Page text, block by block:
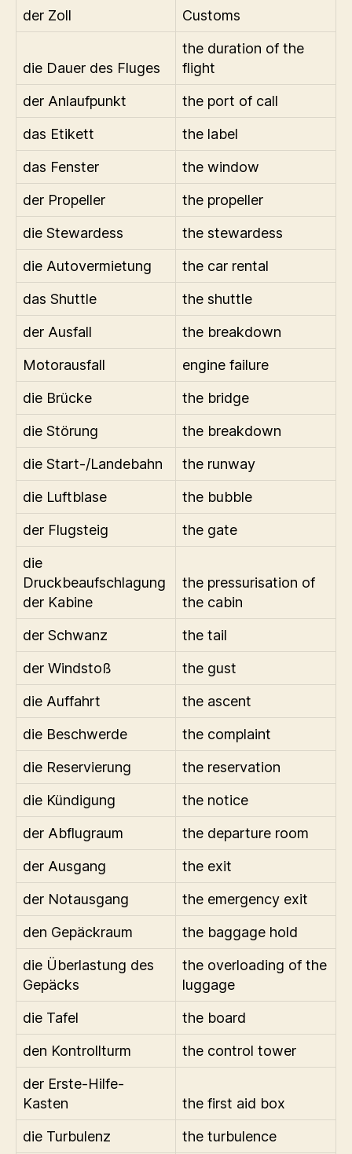
der Zoll
Customs
die Dauer des Fluges
the duration of the
flight
der Anlaufpunkt
the port of call
das Etikett
the label
das Fenster
the window
der Propeller
the propeller
die Stewardess
the stewardess
die Autovermietung
the car rental
das Shuttle
the shuttle
der Ausfall
the breakdown
Motorausfall
engine failure
die Brücke
the bridge
die Störung
the breakdown
die Start-/Landebahn
the runway
die Luftblase
the bubble
der Flugsteig
the gate
die
Druckbeaufschlagung
der Kabine
the pressurisation of
the cabin
der Schwanz
the tail
der Windstoß
the gust
die Auffahrt
the ascent
die Beschwerde
the complaint
die Reservierung
the reservation
die Kündigung
the notice
der Abflugraum
the departure room
der Ausgang
the exit
der Notausgang
the emergency exit
den Gepäckraum
the baggage hold
die Überlastung des
Gepäcks
the overloading of the
luggage
die Tafel
the board
den Kontrollturm
the control tower
der Erste-Hilfe-
Kasten
the first aid box
die Turbulenz
the turbulence